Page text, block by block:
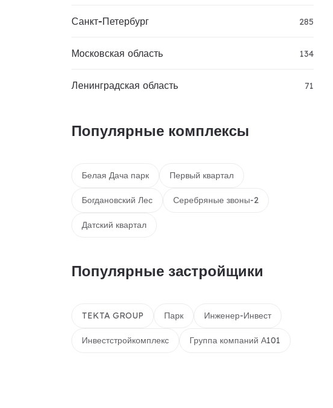
Санкт-Петербург 285
Московская область 134
Ленинградская область 71
Популярные комплексы
Белая Дача парк Первый квартал
Богдановский Лес Серебряные звоны-2
Датский квартал
Популярные застройщики
TEKTA GROUP Парк Инженер-Инвест
Инвестстройкомплекс Группа компаний А101